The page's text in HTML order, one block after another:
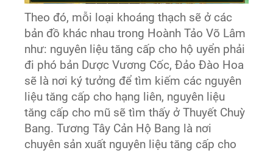
Theo đó, mỗi loại khoáng thạch sẽ ở các
bản đồ khác nhau trong Hoành Tảo Võ Lâm
như: nguyên liệu tăng cấp cho hộ uyển phải
đi phó bản Dược Vương Cốc, Đảo Đào Hoa
sẽ là nơi ký tưởng để tìm kiếm các nguyên
liệu tăng cấp cho hạng liên, nguyên liệu
tăng cấp cho mũ sẽ tìm thấy ở Thuyết Chuỳ
Bang. Tương Tây Cản Hộ Bang là nơi
chuyên sản xuất nguyên liệu tăng cấp cho